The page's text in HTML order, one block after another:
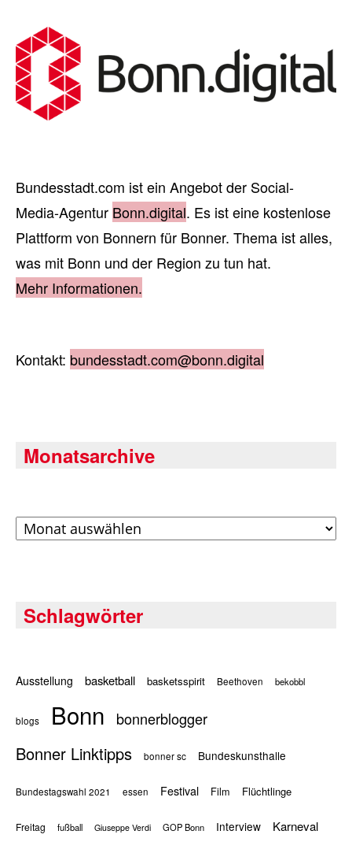
Bundesstadt.com ist ein Angebot der Social-
Media-Agentur Bonn.digital. Es ist eine kostenlose
Plattform von Bonnern für Bonner. Thema ist alles,
was mit Bonn und der Region zu tun hat.
Mehr Informationen.
Kontakt: bundesstadt.com@bonn.digital
Monatsarchive
Archiv
Schlagwörter
Ausstellung basketball basketsspirit Beethoven bekobbl
blogs Bonn bonnerblogger
Bonner Linktipps bonner sc Bundeskunsthalle
Bundestagswahl 2021 essen Festival Film Flüchtlinge
Freitag fußball Giuseppe Verdi GOP Bonn Interview Karneval